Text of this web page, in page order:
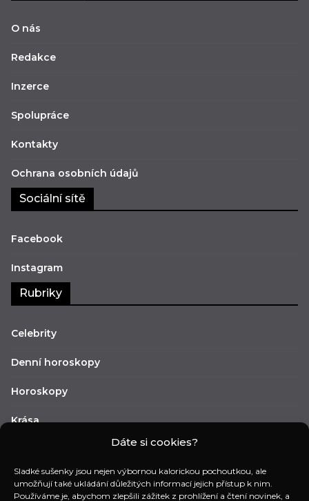
Dáte si cookies?
Sladké sušenky jsou nejen výbornou kalorickou pochoutkou, ale
umožňují také ukládání důležitých informací jejich přístup k nim.
Používáme je, abychom zlepšili zážitek z prohlížení a čtení novinek, a
O nás
Redakce
Inzerce
Spolupráce
Kontakty
Ochrana osobních údajů
Sociální sítě
Facebook
Instagram
Rubriky
Celebrity
Denní horoskopy
Horoskopy
Krása
Móda